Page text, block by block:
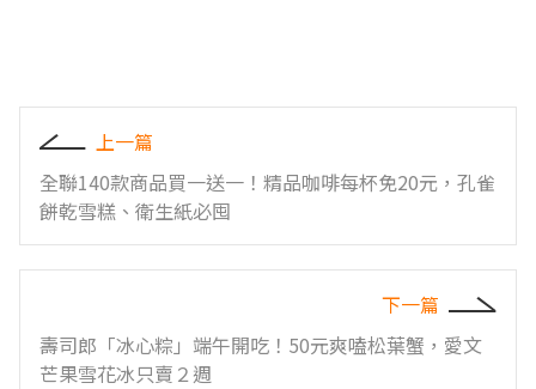
上一篇
全聯140款商品買一送一！精品咖啡每杯免20元，孔雀
餅乾雪糕、衛生紙必囤
下一篇
壽司郎「冰心粽」端午開吃！50元爽嗑松葉蟹，愛文
芒果雪花冰只賣２週